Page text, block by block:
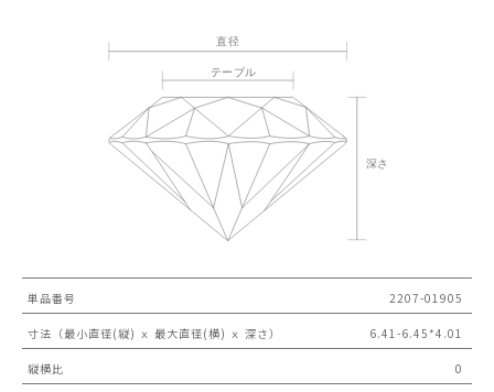
単品番号 2207-01905
寸法（最小直径(縦) ｘ 最大直径(横) ｘ 深さ） 6.41-6.45*4.01
縦横比 0